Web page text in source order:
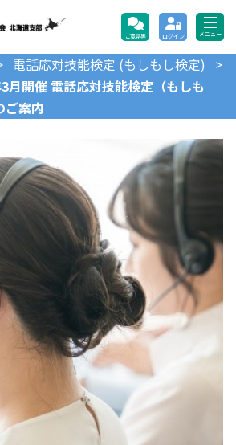
公益財団法人日本ICTテレ
ご意見等 ログイン メニュー
電話応対技能検定 (もしもし検定)
>
3月開催 電話応対技能検定（もしも
ご案内